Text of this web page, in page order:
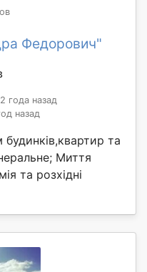
Федорович"
года назад
назад
та
Миття
та розхідні